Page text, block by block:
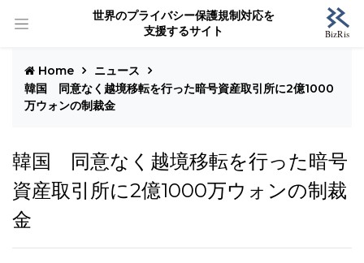
世界のプライバシー保護規制対応を
支援するサイト
Home
ニュース
韓国 同意なく越境移転を行った暗号資産取引所に2億1000
万ウォンの制裁金
韓国 同意なく越境移転を行った暗号
資産取引所に2億1000万ウォンの制裁
金